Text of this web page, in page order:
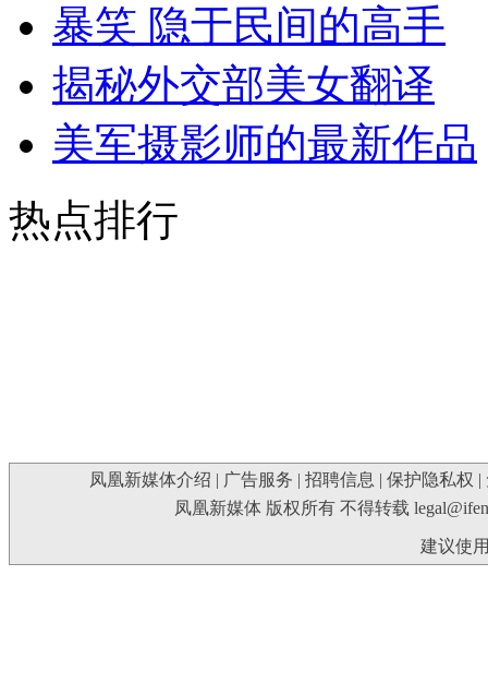
暴笑 隐于民间的高手
揭秘外交部美女翻译
美军摄影师的最新作品
热点排行
凤凰新媒体介绍 | 广告服务 | 招聘信息 | 保护隐私权 |
凤凰新媒体 版权所有 不得转载
建议使